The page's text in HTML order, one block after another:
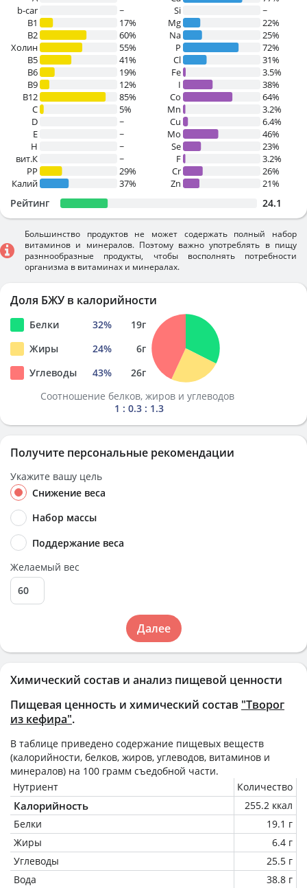
Химический состав и анализ пищевой ценности
Пищевая ценность и химический состав "Творог
из кефира".
В таблице приведено содержание пищевых веществ
(калорийности, белков, жиров, углеводов, витаминов и
минералов) на 100 грамм съедобной части.
Нутриент
Количество
Калорийность
255.2 ккал
Белки
19.1 г
Жиры
6.4 г
Углеводы
25.5 г
Вода
38.8 г
b-car
~
В1
17%
B2
60%
Холин
55%
B5
41%
B6
19%
B9
12%
B12
85%
C
5%
D
~
E
~
H
~
вит.К
~
PP
29%
Калий
37%
Si
~
Mg
22%
Na
25%
P
72%
Cl
31%
Fe
3.5%
I
38%
Co
64%
Mn
3.2%
Cu
6.4%
Mo
46%
Se
23%
F
3.2%
Cr
26%
Zn
21%
Рейтинг 24.1
Большинство продуктов не может содержать полный набор
витаминов и минералов. Поэтому важно употреблять в пищу
разннообразные продукты, чтобы восполнять потребности
организма в витаминах и минералах.
Доля БЖУ в калорийности
Белки 32% 19г
Жиры
24% 6г
Углеводы
43% 26г
Соотношение белков, жиров и углеводов
1 : 0.3 : 1.3
Получите персональные рекомендации
Укажите вашу цель
Снижение веса
Набор массы
Поддержание веса
Желаемый вес
Далее